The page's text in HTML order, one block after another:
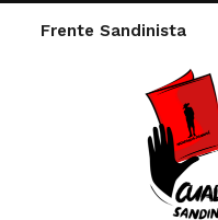
Frente Sandinista